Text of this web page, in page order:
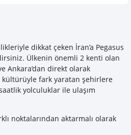
dikkat çeken İran’a Pegasus
Ülkenin önemli 2 kenti olan
Ankara’dan direkt olarak
fark yaratan şehirlere
yolculuklar ile ulaşım
noktalarından aktarmalı olarak